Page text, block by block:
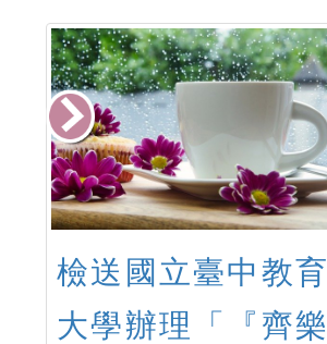
檢送國立臺中教育
大學辦理「『齊樂